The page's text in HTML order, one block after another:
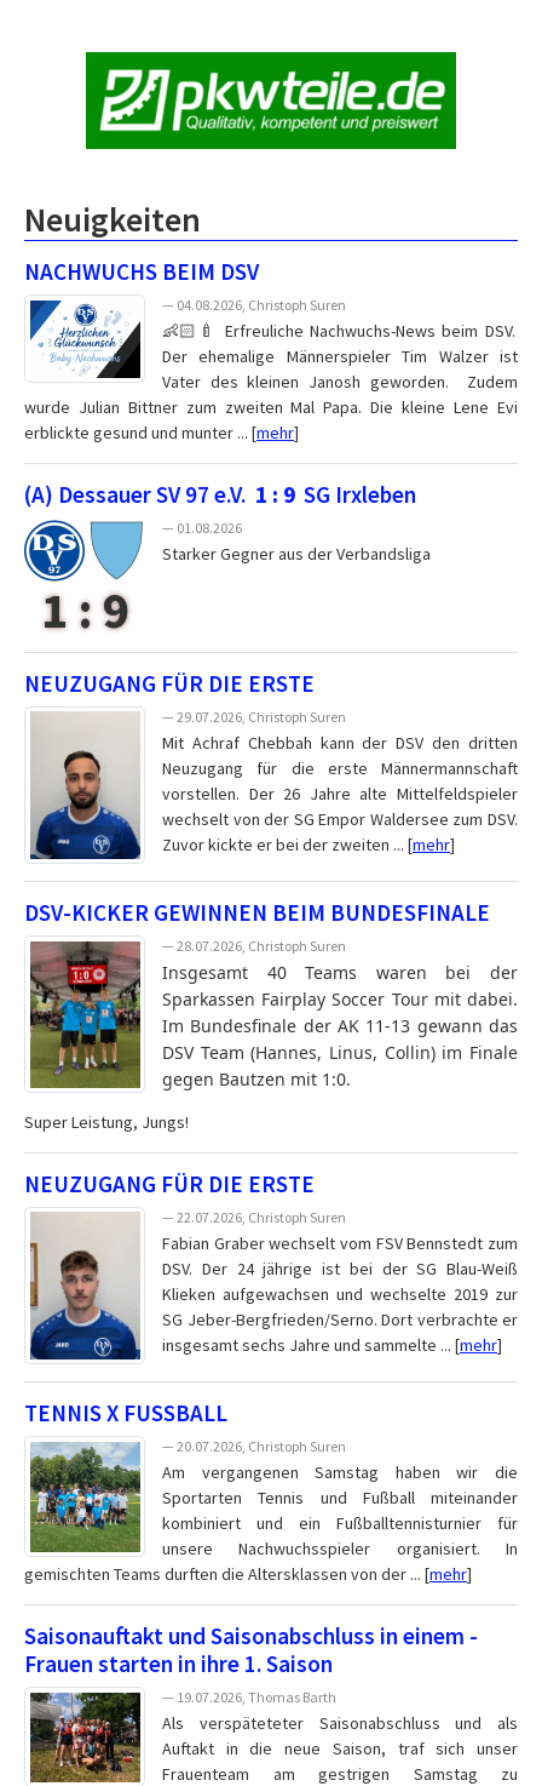
Neuigkeiten
NACHWUCHS BEIM DSV
— 04.08.2026, Christoph Suren
👶🏻🍼 Erfreuliche Nachwuchs-News beim DSV.
Der ehemalige Männerspieler Tim Walzer ist
Vater des kleinen Janosh geworden. Zudem
wurde Julian Bittner zum zweiten Mal Papa. Die kleine Lene Evi
erblickte gesund und munter ... [mehr]
(A) Dessauer SV 97 e.V. 1 : 9 SG Irxleben
1 : 9
— 01.08.2026
Starker Gegner aus der Verbandsliga
NEUZUGANG FÜR DIE ERSTE
— 29.07.2026, Christoph Suren
Mit Achraf Chebbah kann der DSV den dritten
Neuzugang für die erste Männermannschaft
vorstellen. Der 26 Jahre alte Mittelfeldspieler
wechselt von der SG Empor Waldersee zum DSV.
Zuvor kickte er bei der zweiten ... [mehr]
DSV-KICKER GEWINNEN BEIM BUNDESFINALE
— 28.07.2026, Christoph Suren
Insgesamt 40 Teams waren bei der
Sparkassen Fairplay Soccer Tour mit dabei.
Im Bundesfinale der AK 11-13 gewann das
DSV Team (Hannes, Linus, Collin) im Finale
gegen Bautzen mit 1:0.
Super Leistung, Jungs!
NEUZUGANG FÜR DIE ERSTE
— 22.07.2026, Christoph Suren
Fabian Graber wechselt vom FSV Bennstedt zum
DSV. Der 24 jährige ist bei der SG Blau-Weiß
Klieken aufgewachsen und wechselte 2019 zur
SG Jeber-Bergfrieden/Serno. Dort verbrachte er
insgesamt sechs Jahre und sammelte ... [mehr]
TENNIS X FUSSBALL
— 20.07.2026, Christoph Suren
Am vergangenen Samstag haben wir die
Sportarten Tennis und Fußball miteinander
kombiniert und ein Fußballtennisturnier für
unsere Nachwuchsspieler organisiert. In
gemischten Teams durften die Altersklassen von der ... [mehr]
Saisonauftakt und Saisonabschluss in einem -
Frauen starten in ihre 1. Saison
— 19.07.2026, Thomas Barth
Als verspäteteter Saisonabschluss und als
Auftakt in die neue Saison, traf sich unser
Frauenteam am gestrigen Samstag zu